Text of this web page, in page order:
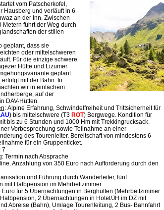
vom Patscherkofel,
Hausberg und verläuft in 6
an der Inn. Zwischen
Metern führt der Weg durch
der stillen
geplant, dass sie
oder mittelschweren
Für die einzige schwere
Hütte und Lizumer
geplant.
mit der Bahn. In
wir in einfachem
auf der
DAV-Hütten.
: Alpine Erfahrung, Schwindelfreiheit und Trittsicherheit für
) bis mittelschwere (T3 ROT) Bergwege. Kondition für
bis zu 6 Stunden und 1000 Hm mit Trekkingrucksack.
Vorbesprechung sowie Teilnahme an einer
des Tourenleiter. Bereitschaft von mindestens 6
für ein Gruppenticket.
: 7
: Termin nach Absprache
Anzahlung von 350 Euro nach Aufforderung durch den
und Führung durch Wanderleiter, fünf
mit Halbpension im Mehrbettzimmer
Euro für 5 Übernachtungen in Berghütten (Mehrbettzimmer
2 Übernachtungen in Hotel/JH im DZ mit
Abreise (Bahn), Umlage Tourenleitung, 2 Bus- Bahnfahrt